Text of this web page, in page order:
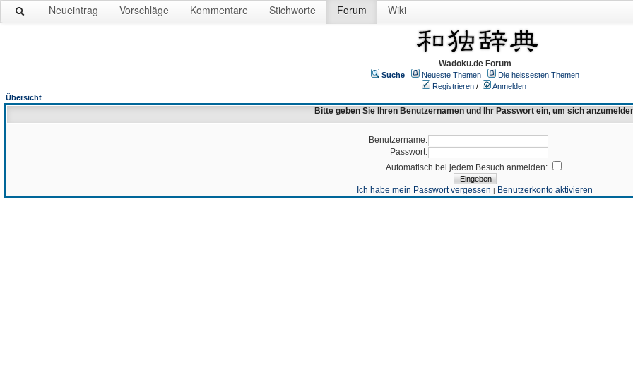
Neueintrag Vorschläge Kommentare Stichworte Forum Wiki
Wadoku.de Forum
Suche Neueste Themen
Die heissesten Themen
Registrieren /
Anmelden
Übersicht
Bitte geben Sie Ihren Benutzernamen und Ihr Passwort ein, um sich
Benutzername:
Passwort:
Automatisch bei jedem Besuch anmelden:
Ich habe mein Passwort vergessen | Benutzerkonto aktivieren